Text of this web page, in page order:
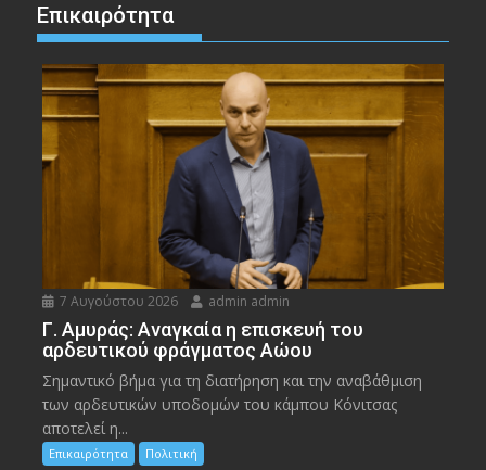
Επικαιρότητα
7 Αυγούστου 2026 admin admin
Γ. Αμυράς: Αναγκαία η επισκευή του
αρδευτικού φράγματος Αώου
Σημαντικό βήμα για τη διατήρηση και την αναβάθμιση
των αρδευτικών υποδομών του κάμπου Κόνιτσας
αποτελεί η...
Επικαιρότητα Πολιτική